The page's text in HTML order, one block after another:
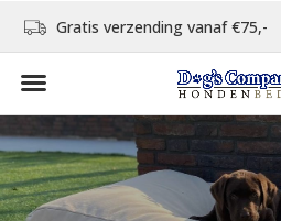
Gratis verzending vanaf €75,-